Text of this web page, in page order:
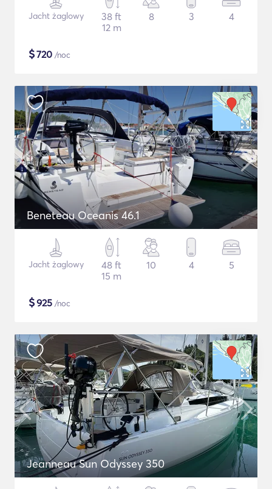
Jacht żaglowy
38 ft
12 m
8 3 4
$720 /noc
Beneteau Oceanis 46.1
Jacht żaglowy
48 ft
15 m
10 4 5
$925 /noc
Jeanneau Sun Odyssey 350